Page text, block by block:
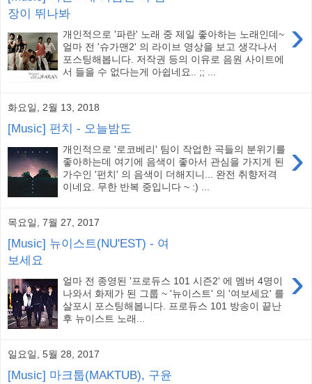
장이 뛰나봐
›
개인적으로 '파란' 노래 중 제일 좋아하는 노래인데~
얼마 전 '슈가맨2' 의 라이브 영상을 보고 생각나서
포스팅해봅니다. 저작권 등의 이유로 음원 사이트에
서 들을 수 없다는게 아쉽네요.. ;; ...
화요일, 2월 13, 2018
[Music] 펀치 - 오늘밤도
›
개인적으로 '로코베리' 팀이 작업한 곡들의 분위기를
좋아하는데 여기에 음색이 좋아서 관심을 가지게 된
가수인 '펀치' 의 음색이 더해지니... 완전 취향저격
이네요. 무한 반복 중입니다 ~ :) ...
목요일, 7월 27, 2017
[Music] 뉴이스트(NU'EST) - 여
보세요
›
얼마 전 종영된 '프로듀스 101 시즌2' 에 멤버 4명이
나와서 화제가 된 그룹 ~ '뉴이스트' 의 '여보세요' 를
살포시 포스팅해봅니다. 프로듀스 101 방송이 끝난
후 뉴이스트 노래...
일요일, 5월 28, 2017
[Music] 마크툽(MAKTUB), 구윤